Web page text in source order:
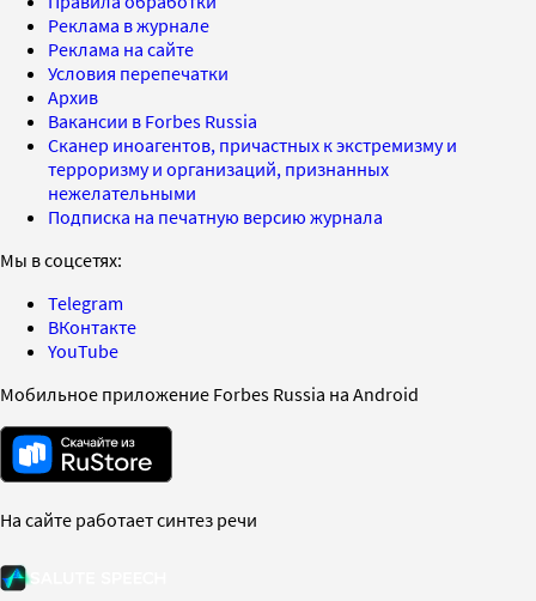
Реклама в журнале
Реклама на сайте
Условия перепечатки
Архив
Вакансии в Forbes Russia
Сканер иноагентов, причастных к экстремизму и
терроризму и организаций, признанных
нежелательными
Подписка на печатную версию журнала
Мы в соцсетях:
Telegram
ВКонтакте
YouTube
Мобильное приложение Forbes Russia на Android
На сайте работает синтез речи